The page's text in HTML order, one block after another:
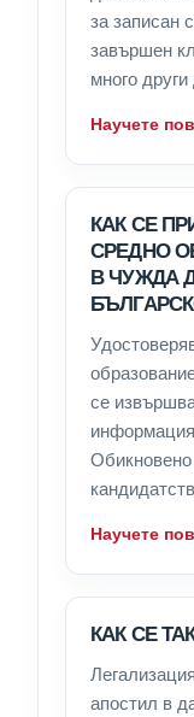
за записан
завършен
много
Научете
КАК СЕ
СРЕДНО
В ЧУЖДА
се
Научете
КАК СЕ
апостил в